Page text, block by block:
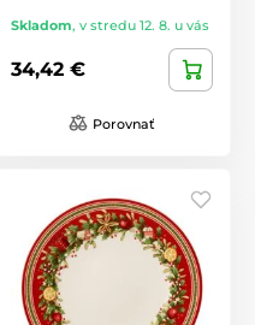
Skladom, v stredu 12. 8. u vás
34,42 €
Porovnať